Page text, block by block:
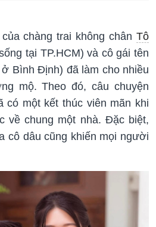
chàng trai không chân Tô
tại TP.HCM) và cô gái tên
Bình Định) đã làm cho nhiều
mộ. Theo đó, câu chuyện
có một kết thúc viên mãn khi
về chung một nhà. Đặc biệt,
cô dâu cũng khiến mọi người